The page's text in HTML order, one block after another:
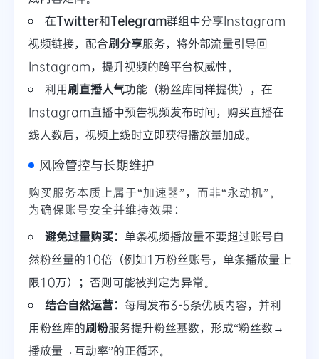
在Twitter和Telegram群组中分享Instagram
视频链接，配合刷分享服务，将外部流量引导回
Instagram，提升视频的跨平台权威性。
利用刷直播人气功能（粉丝库同样提供），在
Instagram直播中预告视频发布时间，购买直播在
线人数后，视频上线时立即获得播放量加成。
风险管控与长期维护
购买服务本质上属于“加速器”，而非“永动机”。
为确保账号安全并维持效果：
避免过量购买： 单条视频播放量不要超过账号自
然粉丝量的10倍（例如1万粉丝账号，单条播放量上
限10万）；否则可能被判定为异常。
结合自然运营： 每周发布3-5条优质内容，并利
用粉丝库的刷粉服务提升粉丝基数，形成“粉丝数→
播放量→互动率”的正循环。